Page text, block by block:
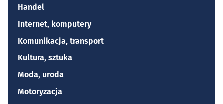
Handel
Internet, komputery
Komunikacja, transport
Kultura, sztuka
Moda, uroda
Motoryzacja